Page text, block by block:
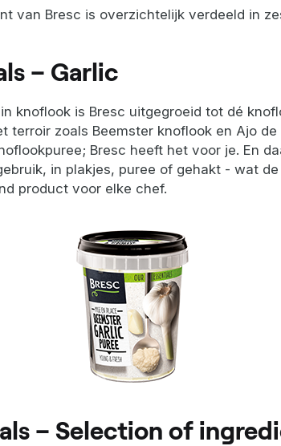
van Bresc is overzichtelijk verdeeld in
– Garlic
knoflook is Bresc uitgegroeid tot dé
terroir zoals Beemster knoflook en Ajo
Bresc heeft het voor je. En
in plakjes, puree of gehakt - wat
product voor elke chef.
– Selection of